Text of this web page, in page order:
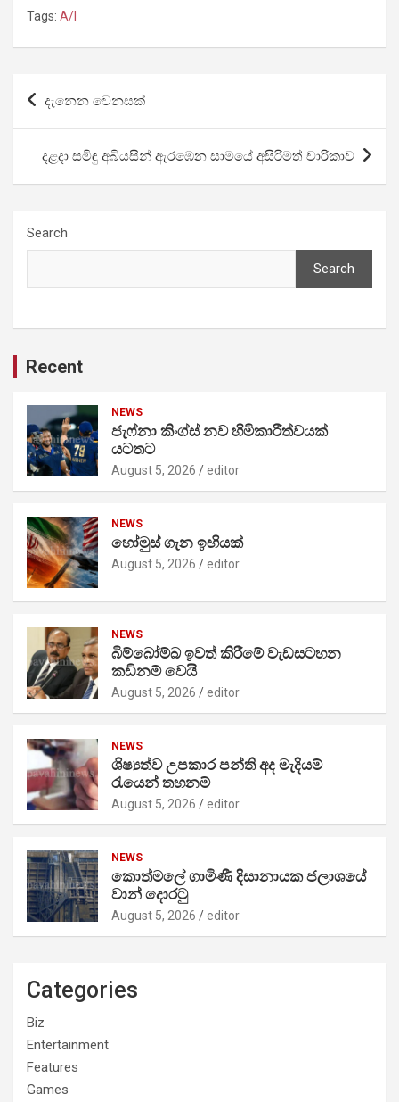
Tags: A/l
Post
navigation
දැනෙන වෙනසක්
දළදා සමිඳු අබියසින් ඇරඹෙන සාමයේ අසිරිමත් චාරිකාව
Search
Search
Recent
NEWS
ජැෆ්නා කිංග්ස් නව හිමිකාරීත්වයක්
යටතට
August 5, 2026 editor
NEWS
හෝමුස් ගැන ඉඟියක්
August 5, 2026 editor
NEWS
බිම්බෝම්බ ඉවත් කිරීමේ වැඩසටහන
කඩිනම් වෙයි
August 5, 2026 editor
NEWS
ශිෂ්‍යත්ව උපකාර පන්ති අද මැදියම්
රැයෙන් තහනම්
August 5, 2026 editor
NEWS
කොත්මලේ ගාමිණී දිසානායක ජලාශයේ
වාන් දොරටු
August 5, 2026 editor
Categories
Biz
Entertainment
Features
Games